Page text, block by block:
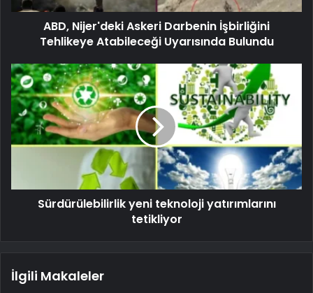
ABD, Nijer'deki Askeri Darbenin İşbirliğini
Tehlikeye Atabileceği Uyarısında Bulundu
Sürdürülebilirlik yeni teknoloji yatırımlarını
tetikliyor
İlgili Makaleler